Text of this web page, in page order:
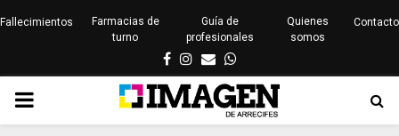
Fallecimientos
Farmacias de
turno
Guía de
profesionales
Quienes
somos
Contacto
Facebook
Instagram
EmailWhatsapp
PRIMARY